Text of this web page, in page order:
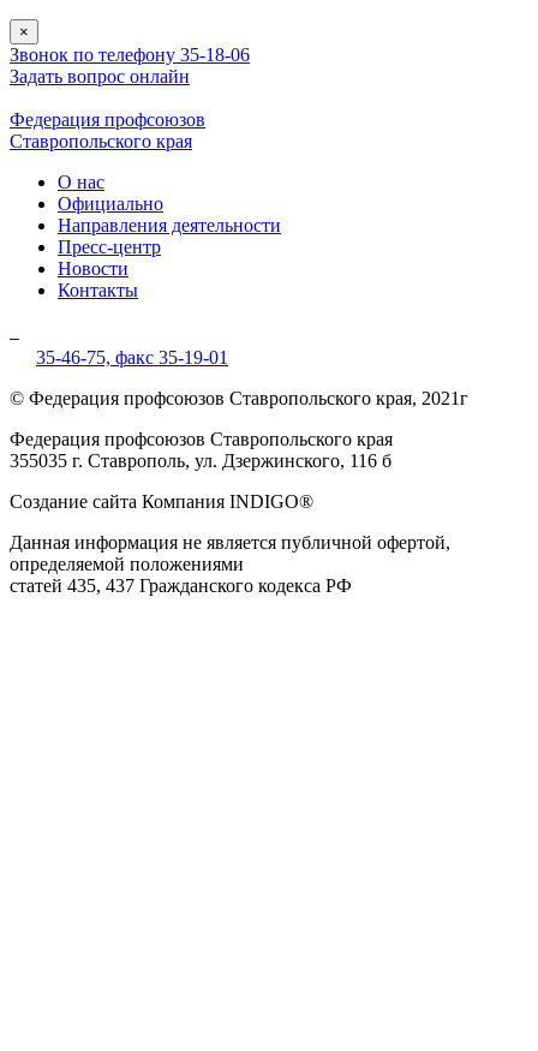
×
Звонок по телефону 35-18-06
Задать вопрос онлайн
Федерация профсоюзов
Ставропольского края
О нас
Официально
Направления деятельности
Пресс-центр
Новости
Контакты
35-46-75, факс 35-19-01
© Федерация профсоюзов Ставропольского края, 2021г
Федерация профсоюзов Ставропольского края
355035 г. Ставрополь, ул. Дзержинского, 116 б
Создание сайта Компания INDIGO®
Данная информация не является публичной офертой,
определяемой положениями
статей 435, 437 Гражданского кодекса РФ